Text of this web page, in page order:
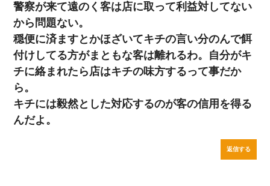
警察が来て遠のく客は店に取って利益対してない
から問題ない。
穏便に済ますとかほざいてキチの言い分のんで餌
付けしてる方がまともな客は離れるわ。自分がキ
チに絡まれたら店はキチの味方するって事だか
ら。
キチには毅然とした対応するのが客の信用を得る
んだよ。
返信する